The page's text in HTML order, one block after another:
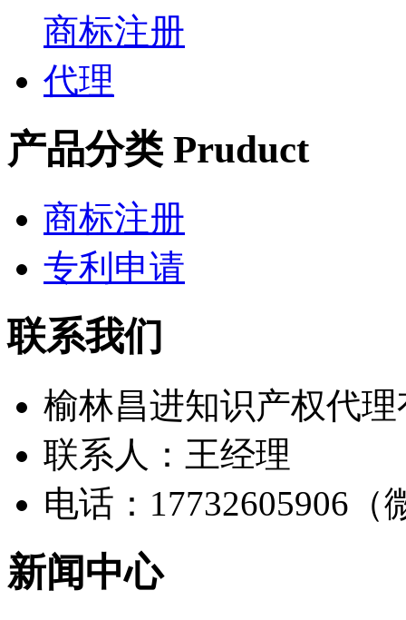
产品分类 Pruduct
商标注册
专利申请
联系我们
榆林昌进知识产权代
联系人：王经理
电话：17732605906（
新闻中心